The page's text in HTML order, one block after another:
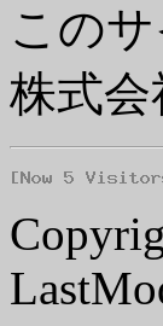
この
株式